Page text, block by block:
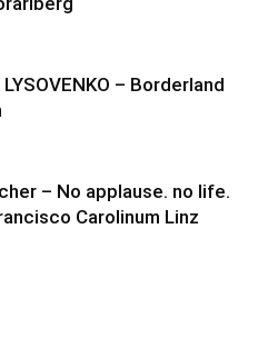
LYSOVENKO – Borderland
– No applause. no life.
Carolinum Linz